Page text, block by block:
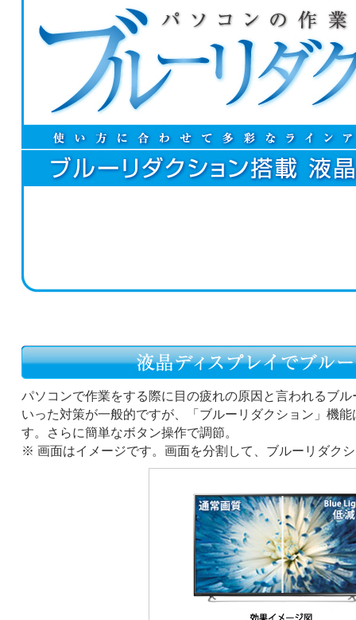
パソコンで作業をする際に目の疲れの原因と言われるブ
いった対策が一般的ですが、「ブルーリダクション」機
す。さらに簡単なボタン操作で調節。
※ 画面はイメージです。画面を分割して、ブルーリダク